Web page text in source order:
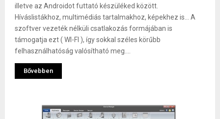
illetve az Androidot futtató készüléked között.
Híváslistákhoz, multimédiás tartalmakhoz, képekhez is… A
szoftver vezeték nélküli csatlakozás formájában is
támogatja ezt ( WI-FI ), így sokkal széles körűbb
felhasználhatóság valósítható meg....
Bővebben